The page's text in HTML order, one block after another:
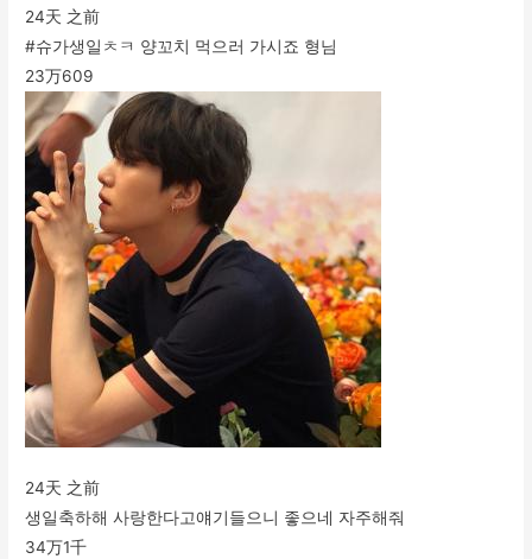
24天 之前
#슈가생일ㅊㅋ 양꼬치 먹으러 가시죠 형님
23万609
24天 之前
생일축하해 사랑한다고얘기들으니 좋으네 자주해줘
34万1千